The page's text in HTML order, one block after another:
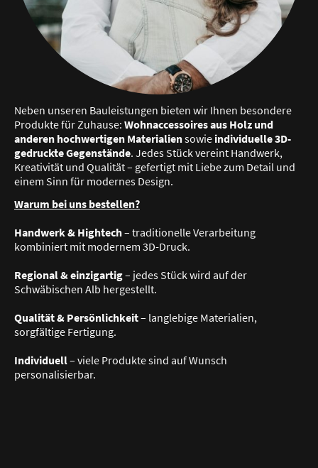
Neben unseren Bauleistungen bieten wir Ihnen besondere
Produkte für Zuhause: Wohnaccessoires aus Holz und
anderen hochwertigen Materialiensowie individuelle 3D-
gedruckte Gegenstände. Jedes Stück vereint Handwerk,
Kreativität und Qualität – gefertigt mit Liebe zum Detail und
einem Sinn für modernes Design.
Warum bei uns bestellen?
Handwerk & Hightech– traditionelle Verarbeitung
kombiniert mit modernem 3D-Druck.
Regional & einzigartig– jedes Stück wird auf der
Schwäbischen Alb hergestellt.
Qualität & Persönlichkeit– langlebige Materialien,
sorgfältige Fertigung.
Individuell– viele Produkte sind auf Wunsch
personalisierbar.